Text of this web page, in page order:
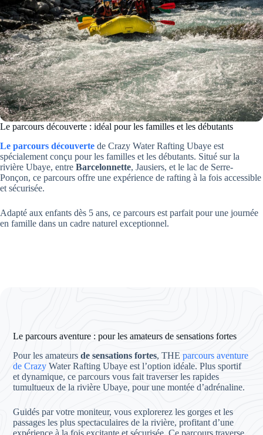
Le parcours découverte : idéal pour les familles et les débutants
Le parcours découverte de Crazy Water Rafting Ubaye est
spécialement conçu pour les familles et les débutants. Situé sur la
rivière Ubaye, entre Barcelonnette, Jausiers, et le lac de Serre-
Ponçon, ce parcours offre une expérience de rafting à la fois accessible
et sécurisée.
Adapté aux enfants dès 5 ans, ce parcours est parfait pour une journée
en famille dans un cadre naturel exceptionnel.
Le parcours aventure : pour les amateurs de sensations fortes
Pour les amateursde sensations fortes, THEparcours aventure
de Crazy Water Rafting Ubaye est l’option idéale. Plus sportif
et dynamique, ce parcours vous fait traverser les rapides
tumultueux de la rivière Ubaye, pour une montée d’adrénaline.
Guidés par votre moniteur, vous explorerez les gorges et les
passages les plus spectaculaires de la rivière, profitant d’une
expérience à la fois excitante et sécurisée. Ce parcours traverse